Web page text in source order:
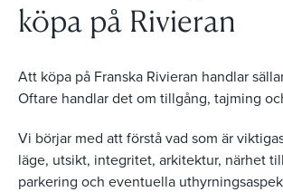
köpa på Rivieran
Att köpa på Franska Rivieran handlar
Oftare handlar det om tillgång, tajming
Vi börjar med att förstå vad som är
läge, utsikt, integritet, arkitektur, närhet
parkering och eventuella